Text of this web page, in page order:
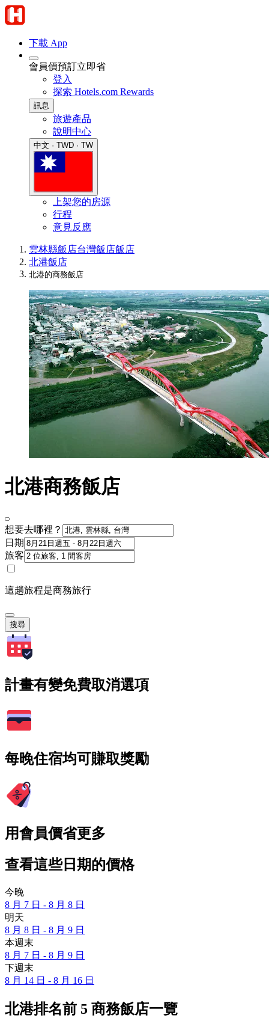
下載 App
會員價預訂立即省
登入
探索 Hotels.com Rewards
訊息
旅遊產品
說明中心
中文 · TWD · TW
上架您的房源
行程
意見反應
雲林縣飯店台灣飯店飯店
北港飯店
北港的商務飯店
北港商務飯店
想要去哪裡？
日期
旅客
這趟旅程是商務旅行
搜尋
計畫有變免費取消選項
每晚住宿均可賺取獎勵
用會員價省更多
查看這些日期的價格
今晚
8 月 7 日 - 8 月 8 日
明天
8 月 8 日 - 8 月 9 日
本週末
8 月 7 日 - 8 月 9 日
下週末
8 月 14 日 - 8 月 16 日
北港排名前 5 商務飯店一覽